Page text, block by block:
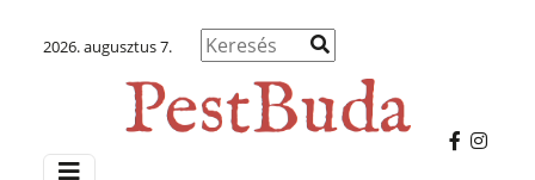
2026. augusztus 7.